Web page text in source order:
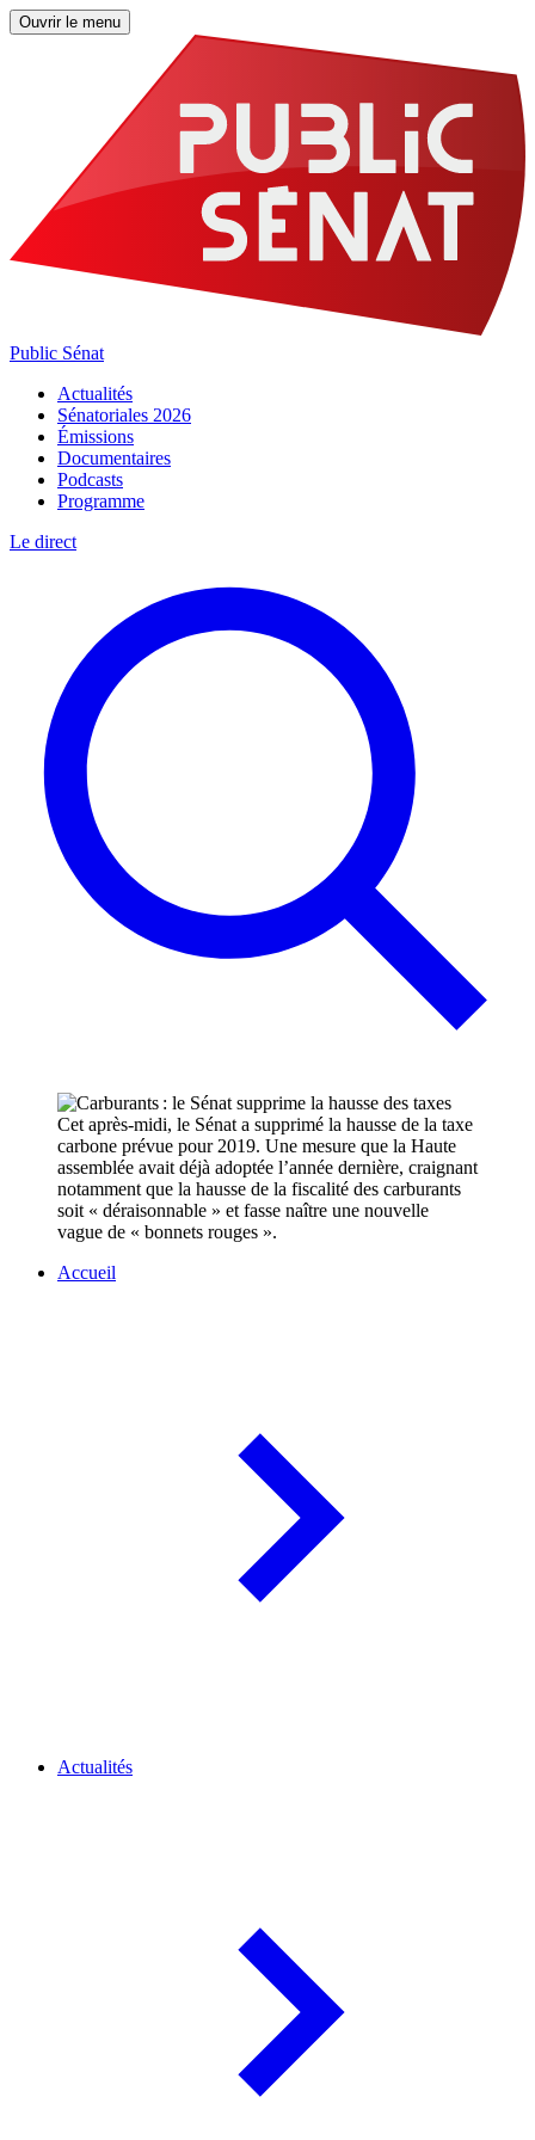
Ouvrir le menu
Public Sénat
Actualités
Sénatoriales 2026
Émissions
Documentaires
Podcasts
Programme
Le direct
Cet après-midi, le Sénat a supprimé la hausse de la taxe
carbone prévue pour 2019. Une mesure que la Haute
assemblée avait déjà adoptée l’année dernière, craignant
notamment que la hausse de la fiscalité des carburants
soit « déraisonnable » et fasse naître une nouvelle
vague de « bonnets rouges ».
Accueil
Actualités